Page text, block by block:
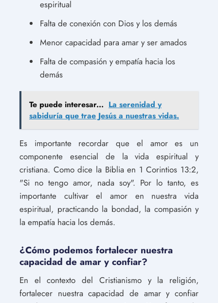
espiritual
Falta de conexión con Dios y los demás
Menor capacidad para amar y ser amados
Falta de compasión y empatía hacia los
demás
Te puede interesar... La serenidad y
sabiduría que trae Jesús a nuestras vidas.
Es importante recordar que el amor es un
componente esencial de la vida espiritual y
cristiana. Como dice la Biblia en 1 Corintios 13:2,
"Si no tengo amor, nada soy". Por lo tanto, es
importante cultivar el amor en nuestra vida
espiritual, practicando la bondad, la compasión y
la empatía hacia los demás.
¿Cómo podemos fortalecer nuestra
capacidad de amar y confiar?
En el contexto del Cristianismo y la religión,
fortalecer nuestra capacidad de amar y confiar